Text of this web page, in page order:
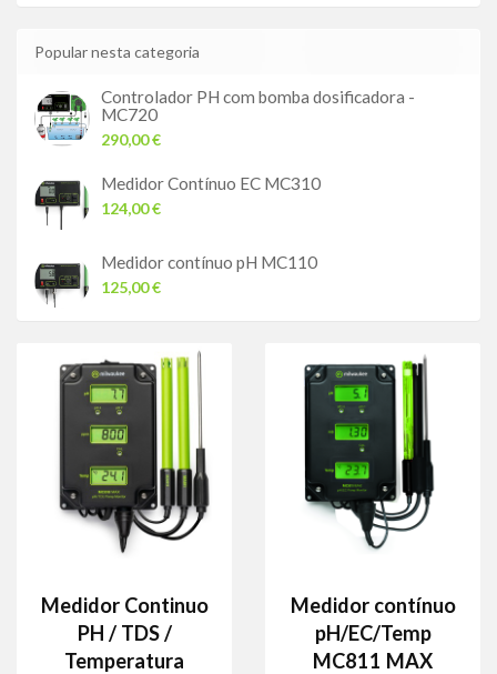
Popular nesta categoria
Controlador PH com bomba dosificadora -
MC720
290,00 €
Medidor Contínuo EC MC310
124,00 €
Medidor contínuo pH MC110
125,00 €
Medidor Continuo
PH / TDS /
Temperatura
Medidor contínuo
pH/EC/Temp
MC811 MAX